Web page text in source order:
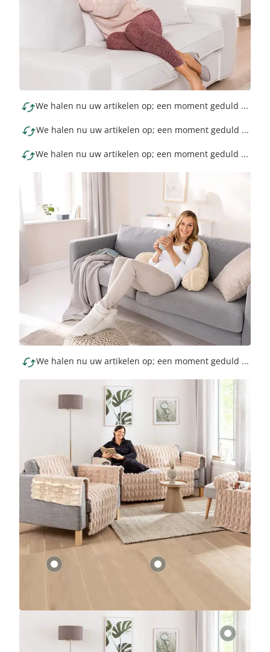
We halen nu uw artikelen op; een moment geduld ...
We halen nu uw artikelen op; een moment geduld ...
We halen nu uw artikelen op; een moment geduld ...
We halen nu uw artikelen op; een moment geduld ...